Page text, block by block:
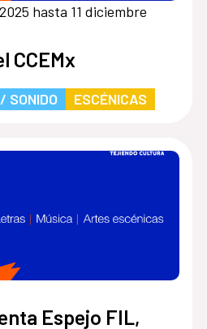
hasta 11 diciembre
CCEMx
SONIDO ESCÉNICAS
Espejo FIL,